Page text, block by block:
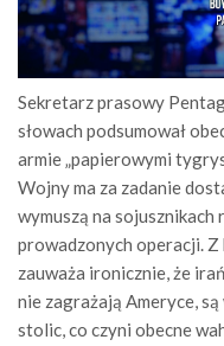
Sekretarz prasowy
słowach podsumował
armie „papierowymi
Wojny ma za zadanie
wymuszą na sojusznikach
prowadzonych operacji.
zauważa ironicznie, że
nie zagrażają Ameryce,
stolic, co czyni obecne